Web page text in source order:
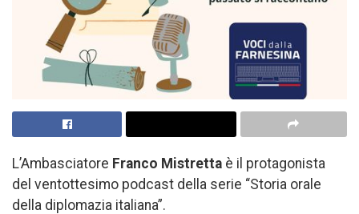
L’Ambasciatore Franco Mistretta è il protagonista
del ventottesimo podcast della serie “Storia orale
della diplomazia italiana”.